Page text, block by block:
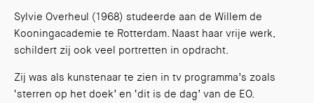
Sylvie Overheul (1968) studeerde aan de Willem de
Kooningacademie te Rotterdam. Naast haar vrije werk,
schildert zij ook veel portretten in opdracht.
Zij was als kunstenaar te zien in tv programma’s zoals
‘sterren op het doek’ en ‘dit is de dag’ van de EO.